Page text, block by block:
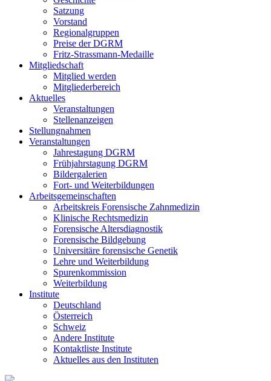
Satzung
Vorstand
Regionalgruppen
Preise der DGRM
Fritz-Strassmann-Medaille
Mitgliedschaft
Mitglied werden
Mitgliederbereich
Aktuelles
Veranstaltungen
Stellenanzeigen
Stellungnahmen
Veranstaltungen
Jahrestagung DGRM
Frühjahrstagung DGRM
Bildergalerien
Fort- und Weiterbildungen
Arbeitsgemeinschaften
Arbeitskreis Forensische Zahnmedizin
Klinische Rechtsmedizin
Forensische Altersdiagnostik
Forensische Bildgebung
Universitäre forensische Genetik
Lehre und Weiterbildung
Spurenkommission
Weiterbildung
Institute
Deutschland
Österreich
Schweiz
Andere Institute
Kontaktliste Institute
Aktuelles aus den Instituten